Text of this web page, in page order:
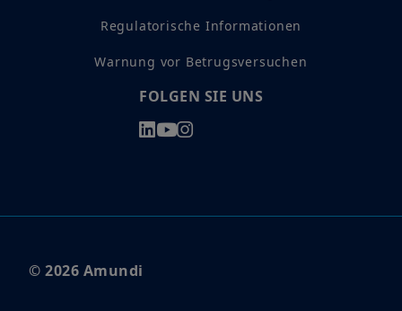
Regulatorische Informationen
Warnung vor Betrugsversuchen
FOLGEN SIE UNS
© 2026 Amundi